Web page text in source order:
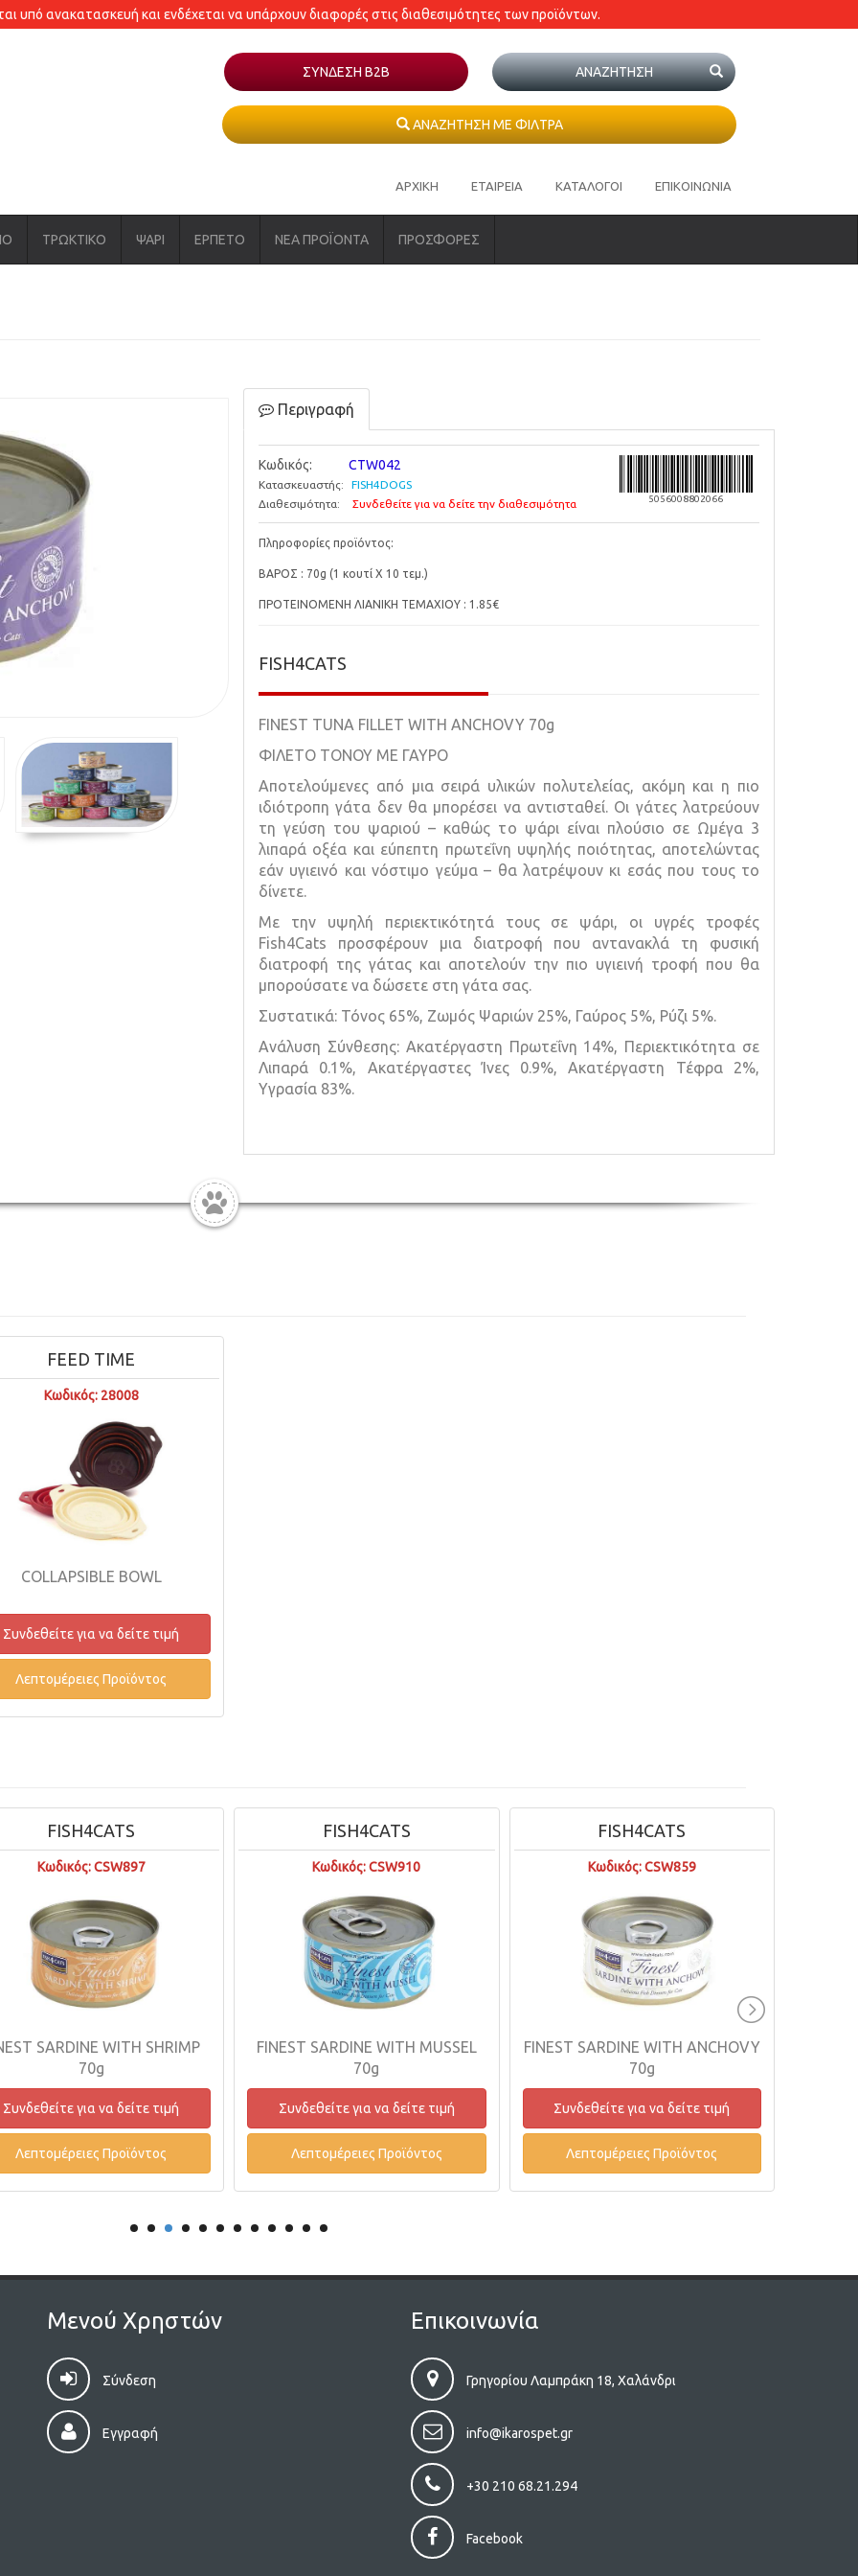
υπό ανακατασκευή και ενδέχεται να υπάρχουν διαφορές στις διαθεσιμότητες των προϊόντων.
ΣΥΝΔΕΣΗ Β2Β
ΑΝΑΖΗΤΗΣΗ ΜΕ ΦΙΛΤΡΑ
ΑΡΧΙΚΗ ΕΤΑΙΡΕΙΑ ΚΑΤΑΛΟΓΟΙ ΕΠΙΚΟΙΝΩΝΙΑ
ΤΡΩΚΤΙΚΟ ΨΑΡΙ ΕΡΠΕΤΟ ΝΕΑ ΠΡΟΪΟΝΤΑ ΠΡΟΣΦΟΡΕΣ
Περιγραφή
Κωδικός: CTW042
Κατασκευαστής:
FISH4DOGS
Διαθεσιμότητα:
Συνδεθείτε για να δείτε την διαθεσιμότητα 5056008802066
Πληροφορίες προϊόντος:
ΒΑΡΟΣ : 70g (1 κουτί Χ 10 τεμ.)
ΠΡΟΤΕΙΝΟΜΕΝΗ ΛΙΑΝΙΚΗ ΤΕΜΑΧΙΟΥ : 1.85€
FISH4CATS
FINEST TUNA FILLET WITH ANCHOVY 70g
ΦΙΛΕΤΟ ΤΟΝΟΥ ΜΕ ΓΑΥΡΟ
Αποτελούμενες από μια σειρά υλικών πολυτελείας, ακόμη και η πιο
ιδιότροπη γάτα δεν θα μπορέσει να αντισταθεί. Οι γάτες λατρεύουν
τη γεύση του ψαριού – καθώς το ψάρι είναι πλούσιο σε Ωμέγα 3
λιπαρά οξέα και εύπεπτη πρωτεΐνη υψηλής ποιότητας, αποτελώντας
εάν υγιεινό και νόστιμο γεύμα – θα λατρέψουν κι εσάς που τους το
δίνετε.
Με την υψηλή περιεκτικότητά τους σε ψάρι, οι υγρές τροφές
Fish4Cats προσφέρουν μια διατροφή που αντανακλά τη φυσική
διατροφή της γάτας και αποτελούν την πιο υγιεινή τροφή που θα
μπορούσατε να δώσετε στη γάτα σας.
Συστατικά: Τόνος 65%, Ζωμός Ψαριών 25%, Γαύρος 5%, Ρύζι 5%.
Ανάλυση Σύνθεσης: Ακατέργαστη Πρωτεΐνη 14%, Περιεκτικότητα σε
Λιπαρά 0.1%, Ακατέργαστες Ίνες 0.9%, Ακατέργαστη Τέφρα 2%,
Υγρασία 83%.
FEED TIME
Κωδικός: 28008
COLLAPSIBLE BOWL
Συνδεθείτε για να δείτε τιμή
Λεπτομέρειες Προϊόντος
FISH4CATS
Κωδικός: CSW897
SARDINE WITH SHRIMP
70g
Συνδεθείτε για να δείτε τιμή
Λεπτομέρειες Προϊόντος
FISH4CATS
Κωδικός: CSW910
FINEST SARDINE WITH MUSSEL
70g
Συνδεθείτε για να δείτε τιμή
Λεπτομέρειες Προϊόντος
FISH4CATS
Κωδικός: CSW859
FINEST SARDINE WITH ANCHOVY
70g
Συνδεθείτε για να δείτε τιμή
Λεπτομέρειες Προϊόντος
Μενού Χρηστών
Σύνδεση
Εγγραφή
Επικοινωνία
Γρηγορίου Λαμπράκη 18, Χαλάνδρι
info@ikarospet.gr
+30 210 68.21.294
Facebook